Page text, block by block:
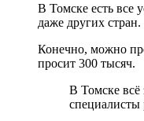
В Томске есть все
даже других стран.
Конечно, можно
просит 300 тысяч.
В Томске всё
специалисты